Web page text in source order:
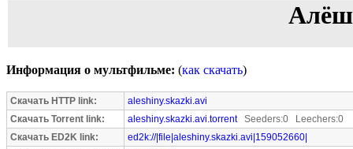
Информация о мультфильме: (как скачать)
Скачать HTTP link:
aleshiny.skazki.avi
Скачать Torrent link:
aleshiny.skazki.avi.torrentSeeders:0 Leechers:0
Скачать ED2K link:
ed2k://|file|aleshiny.skazki.avi|159052660|